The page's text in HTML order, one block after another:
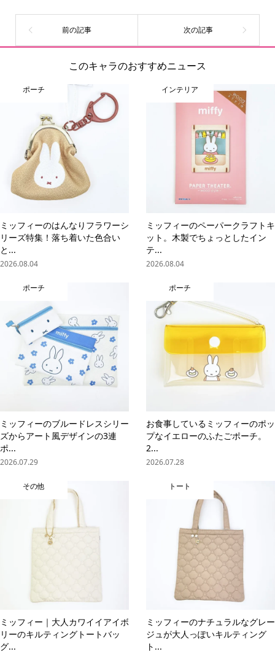
このキャラのおすすめニュース
ポーチ
ミッフィーのはんなりフラワーシ
リーズ特集！落ち着いた色合い
と...
2026.08.04
インテリア
ミッフィーのペーパークラフトキ
ット。木製でちょっとしたイン
テ...
2026.08.04
ポーチ
ミッフィーのブルードレスシリー
ズからアート風デザインの3連
ポ...
2026.07.29
ポーチ
お食事しているミッフィーのポッ
プなイエローのふたごポーチ。
2...
2026.07.28
その他
ミッフィー｜大人カワイイアイボ
リーのキルティングトートバッ
グ...
トート
ミッフィーのナチュラルなグレー
ジュが大人っぽいキルティング
ト...